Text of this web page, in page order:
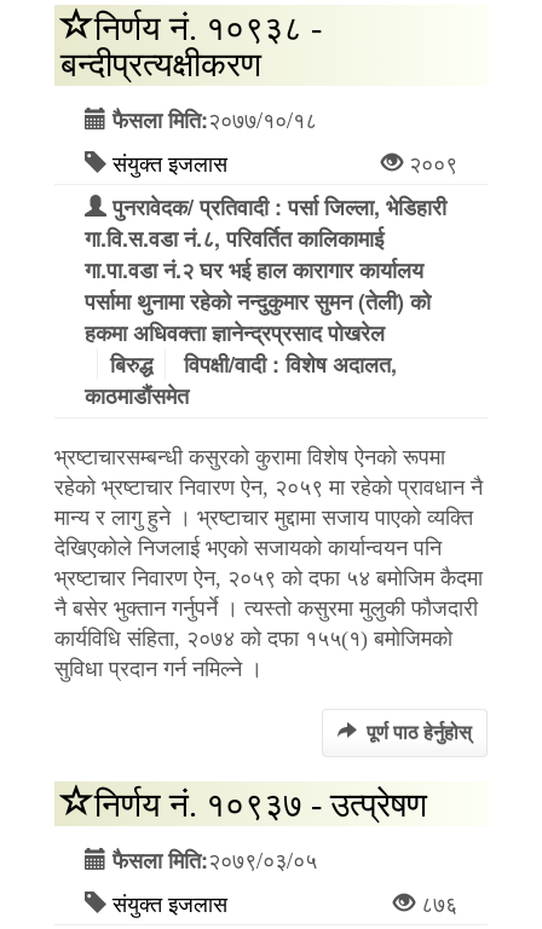
निर्णय नं. १०९३८ -
बन्दीप्रत्यक्षीकरण
फैसला मिति:२०७७/१०/१८
संयुक्त इजलास
२००९
पुनरावेदक/ प्रतिवादी : पर्सा जिल्ला, भेडिहारी
गा.वि.स.वडा नं.८, परिवर्तित कालिकामाई
गा.पा.वडा नं.२ घर भई हाल कारागार कार्यालय
पर्सामा थुनामा रहेको नन्दुकुमार सुमन (तेली) को
हकमा अधिवक्ता ज्ञानेन्द्रप्रसाद पोखरेल
बिरुद्ध
विपक्षी/वादी : विशेष अदालत,
काठमाडौंसमेत
भ्रष्टाचारसम्बन्धी कसुरको कुरामा विशेष ऐनको रूपमा
रहेको भ्रष्टाचार निवारण ऐन, २०५९ मा रहेको प्रावधान नै
मान्य र लागु हुने । भ्रष्टाचार मुद्दामा सजाय पाएको व्यक्ति
देखिएकोले निजलाई भएको सजायको कार्यान्वयन पनि
भ्रष्टाचार निवारण ऐन, २०५९ को दफा ५४ बमोजिम कैदमा
नै बसेर भुक्तान गर्नुपर्ने । त्यस्तो कसुरमा मुलुकी फौजदारी
कार्यविधि संहिता, २०७४ को दफा १५५(१) बमोजिमको
सुविधा प्रदान गर्न नमिल्ने ।
पूर्ण पाठ हेर्नुहोस्
निर्णय नं. १०९३७ - उत्प्रेषण
फैसला मिति:२०७९/०३/०५
संयुक्त इजलास
८७६